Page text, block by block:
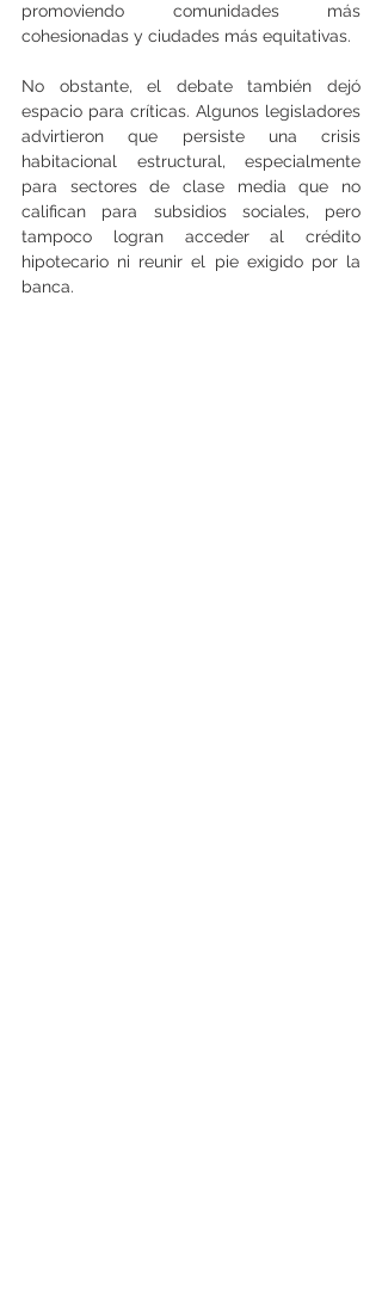
promoviendo comunidades más
cohesionadas y ciudades más equitativas.
No obstante, el debate también dejó
espacio para críticas. Algunos legisladores
advirtieron que persiste una crisis
habitacional estructural, especialmente
para sectores de clase media que no
califican para subsidios sociales, pero
tampoco logran acceder al crédito
hipotecario ni reunir el pie exigido por la
banca.